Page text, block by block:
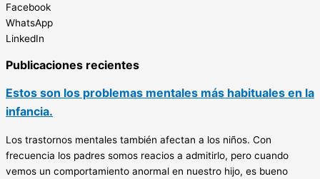
Facebook
WhatsApp
LinkedIn
Publicaciones recientes
Estos son los problemas mentales más habituales en la
infancia.
Los trastornos mentales también afectan a los niños. Con
frecuencia los padres somos reacios a admitirlo, pero cuando
vemos un comportamiento anormal en nuestro hijo, es bueno